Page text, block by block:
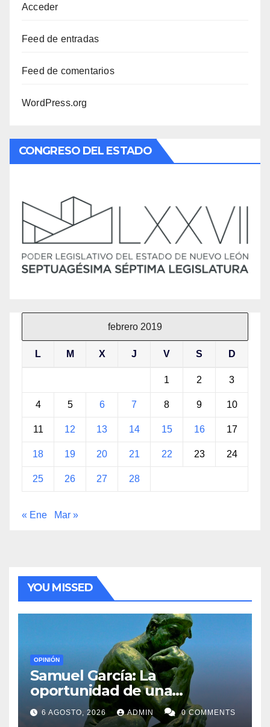
Acceder
Feed de entradas
Feed de comentarios
WordPress.org
CONGRESO DEL ESTADO
febrero 2019
L M X J V S D
1 2 3
4 5 6 7 8 9 10
11 12 13 14 15 16 17
18 19 20 21 22 23 24
25 26 27 28
« Ene Mar »
YOU MISSED
OPINIÓN
Samuel García: La
oportunidad de una
generación
6 AGOSTO, 2026 ADMIN 0 COMMENTS